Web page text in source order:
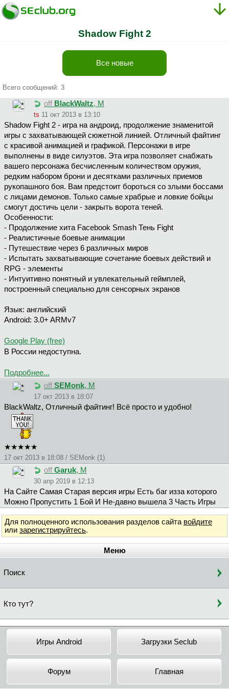
Shadow Fight 2
Все новые
Всего сообщений: 3
off BlackWaltz, М
ts 11 окт 2013 в 13:10
Shadow Fight 2 - игра на андроид, продолжение знаменитой
игры с захватывающей сюжетной линией. Отличный файтинг
с красивой анимацией и графикой. Персонажи в игре
выполнены в виде силуэтов. Эта игра позволяет снабжать
вашего персонажа бесчисленным количеством оружия,
редким набором брони и десятками различных приемов
рукопашного боя. Вам предстоит бороться со злыми боссами
с лицами демонов. Только самые храбрые и ловкие бойцы
смогут достичь цели - закрыть ворота теней.
Особенности:
- Продолжение хита Facebook Smash Тень Fight
- Реалистичные боевые анимации
- Путешествие через 6 различных миров
- Испытать захватывающие сочетание боевых действий и
RPG - элементы
- Интуитивно понятный и увлекательный геймплей,
построенный специально для сенсорных экранов
Язык: английский
Android: 3.0+ ARMv7
Google Play (free)
В России недоступна.
Подробнее...
off SEMonk, М
17 окт 2013 в 18:07
BlackWaltz, Отличный файтинг! Всё просто и удобно!
★★★★★
17 окт 2013 в 18:08 / SEMonk (1)
off Garuk, М
30 апр 2019 в 12:13
На Сайте Самая Старая версия игры Есть баг изза которого
Можно Пропустить 1 Бой И Не-давно вышела 3 Часть Игры
Для полноценного использования разделов сайта войдите
или зарегистрируйтесь.
Меню
Поиск
Кто тут?
Игры Android Загрузки Seclub
Форум Главная